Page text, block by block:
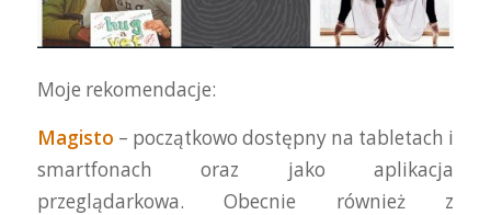
Moje rekomendacje:
Magisto – początkowo dostępny na tabletach i
smartfonach oraz jako aplikacja
przeglądarkowa. Obecnie również z